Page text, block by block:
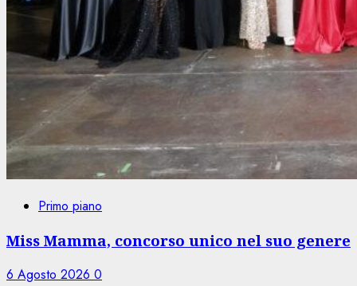
Primo piano
Miss Mamma, concorso unico nel suo genere
6 Agosto 2026 0